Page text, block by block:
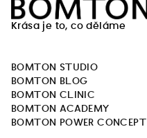
Krása je to, co děláme
BOMTON STUDIO
BOMTON BLOG
BOMTON CLINIC
BOMTON ACADEMY
BOMTON POWER CONCEPT